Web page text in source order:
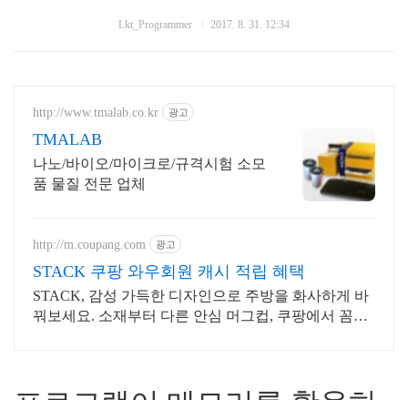
Lkt_Programmer 2017. 8. 31. 12:34
http://www.tmalab.co.kr 광고
TMALAB
나노/바이오/마이크로/규격시험 소모
품 물질 전문 업체
http://m.coupang.com 광고
STACK 쿠팡 와우회원 캐시 적립 혜택
STACK, 감성 가득한 디자인으로 주방을 화사하게 바
꿔보세요. 소재부터 다른 안심 머그컵, 쿠팡에서 꼼꼼